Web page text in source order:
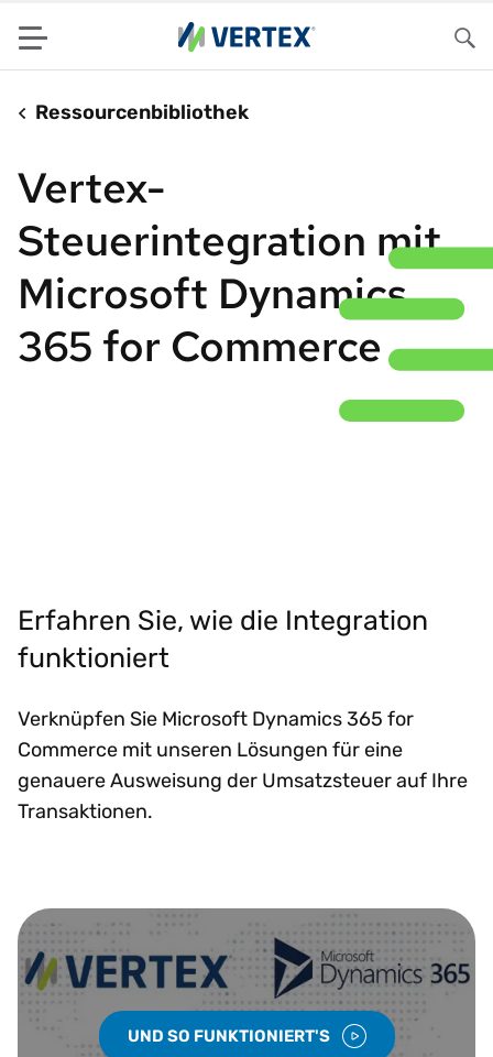
Menu
Ressourcenbibliothek
Vertex-
Steuerintegration mit
Microsoft Dynamics
365 for Commerce
Erfahren Sie, wie die Integration
funktioniert
Verknüpfen Sie Microsoft Dynamics 365 for
Commerce mit unseren Lösungen für eine
genauere Ausweisung der Umsatzsteuer auf Ihre
Transaktionen.
UND SO FUNKTIONIERT'S